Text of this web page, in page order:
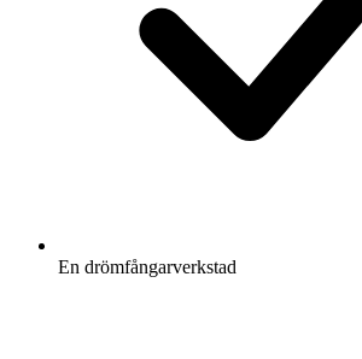
En drömfångarverkstad